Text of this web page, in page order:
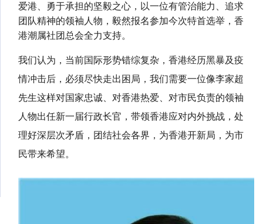
爱港、勇于承担的坚毅之心，以一位有管治能力、追求
团队精神的领袖人物，毅然报名参加今次特首选举，香
港潮属社团总会全力支持。
我们认为，当前国际形势错综复杂，香港经历黑暴及疫
情冲击后，必须尽快走出困局，我们需要一位像李家超
先生这样对国家忠诚、对香港热爱、对市民负责的领袖
人物出任新一届行政长官，带领香港应对内外挑战，处
理好深层次矛盾，团结社会各界，为香港开新局，为市
民带来希望。